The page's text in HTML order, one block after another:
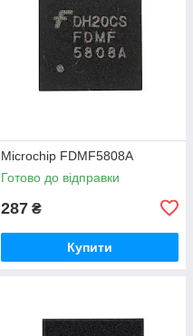
Microchip FDMF5808A
Готово до відправки
287 ₴
Купити